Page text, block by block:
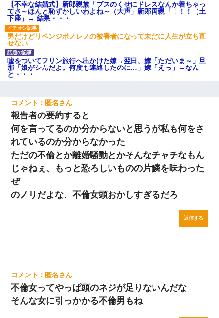
【不幸な結婚式】新郎親族「ブスのくせにドレスなんか着ちゃっ
てさ～ほんと恥ずかしいわよね～（大声」新郎両親「！！！（土
下座」→ 結果・・・
男だけどリベンジポノレノの被害者になって未だに人生が立ち直
せない
嘘をついてフリン旅行へ出かけた嫁→翌日、嫁「ただいま～」旦
那「娘がシんだよ。何度も連絡したのに…」嫁「えっ」→なん
と・・・
匿名
報告者の要約すると
何を言ってるのか分からないと思うが私も何をさ
れているのか分からなかった
ただの不倫とか離婚騒動とかそんなチャチなもん
じゃねぇ、もっと恐ろしいものの片鱗を味わった
ぜ
のノリだよな、不倫女頭おかしすぎるだろ
返信する
匿名
不倫女ってやっぱ頭のネジが足りないんだな
そんな女に引っかかる不倫男もね